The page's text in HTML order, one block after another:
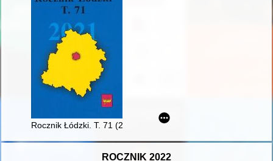
Rocznik Łódzki. T. 71 (2021)
ROCZNIK 2022